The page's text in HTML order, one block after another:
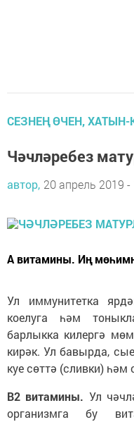
СЕЗНЕҢ ӨЧЕН,
Чәчләребез
автор, 20 апрель 2019 -
А витамины. Иң
Ул иммунитетка
коелуга һәм
барлыкка килергә
кирәк. Ул бавырда,
куе сөттә (сливки) һәм
В2 витамины. Ул
организмга бу